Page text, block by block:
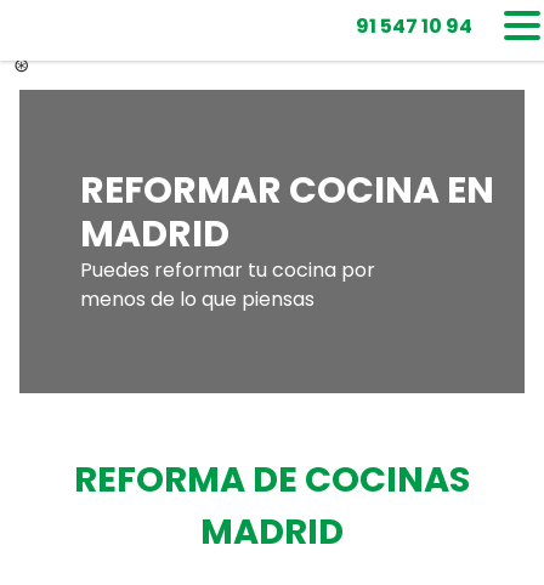
91 547 10 94
⊛
REFORMAR COCINA EN
MADRID
Puedes reformar tu cocina por
menos de lo que piensas
REFORMA DE COCINAS
MADRID